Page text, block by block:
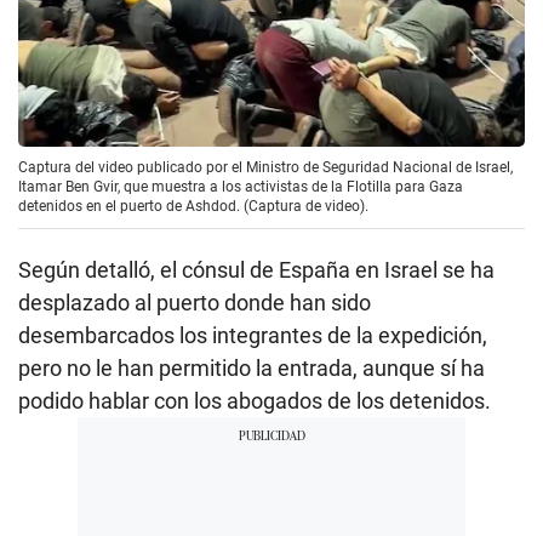
Captura del video publicado por el Ministro de Seguridad Nacional de Israel,
Itamar Ben Gvir, que muestra a los activistas de la Flotilla para Gaza
detenidos en el puerto de Ashdod. (Captura de video).
Según detalló, el cónsul de España en Israel se ha
desplazado al puerto donde han sido
desembarcados los integrantes de la expedición,
pero no le han permitido la entrada, aunque sí ha
podido hablar con los abogados de los detenidos.